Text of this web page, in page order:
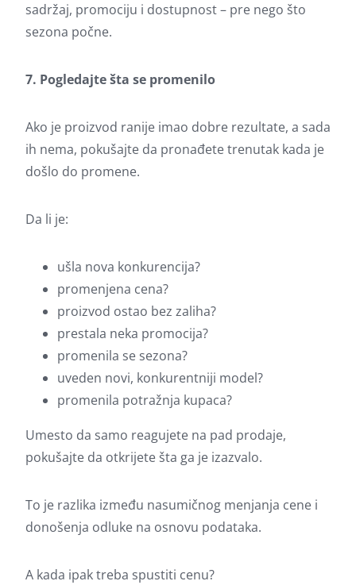
sadržaj, promociju i dostupnost – pre nego što
sezona počne.
7. Pogledajte šta se promenilo
Ako je proizvod ranije imao dobre rezultate, a sada
ih nema, pokušajte da pronađete trenutak kada je
došlo do promene.
Da li je:
ušla nova konkurencija?
promenjena cena?
proizvod ostao bez zaliha?
prestala neka promocija?
promenila se sezona?
uveden novi, konkurentniji model?
promenila potražnja kupaca?
Umesto da samo reagujete na pad prodaje,
pokušajte da otkrijete šta ga je izazvalo.
To je razlika između nasumičnog menjanja cene i
donošenja odluke na osnovu podataka.
A kada ipak treba spustiti cenu?